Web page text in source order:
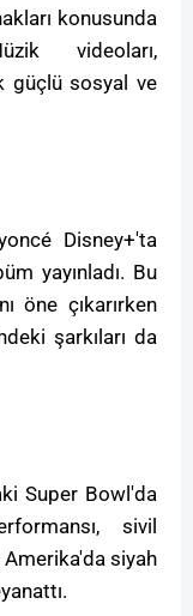
konusunda
videoları,
güçlü sosyal ve
Disney+'ta
yayınladı. Bu
öne çıkarırken
şarkıları da
Super Bowl'da
sivil
siyah